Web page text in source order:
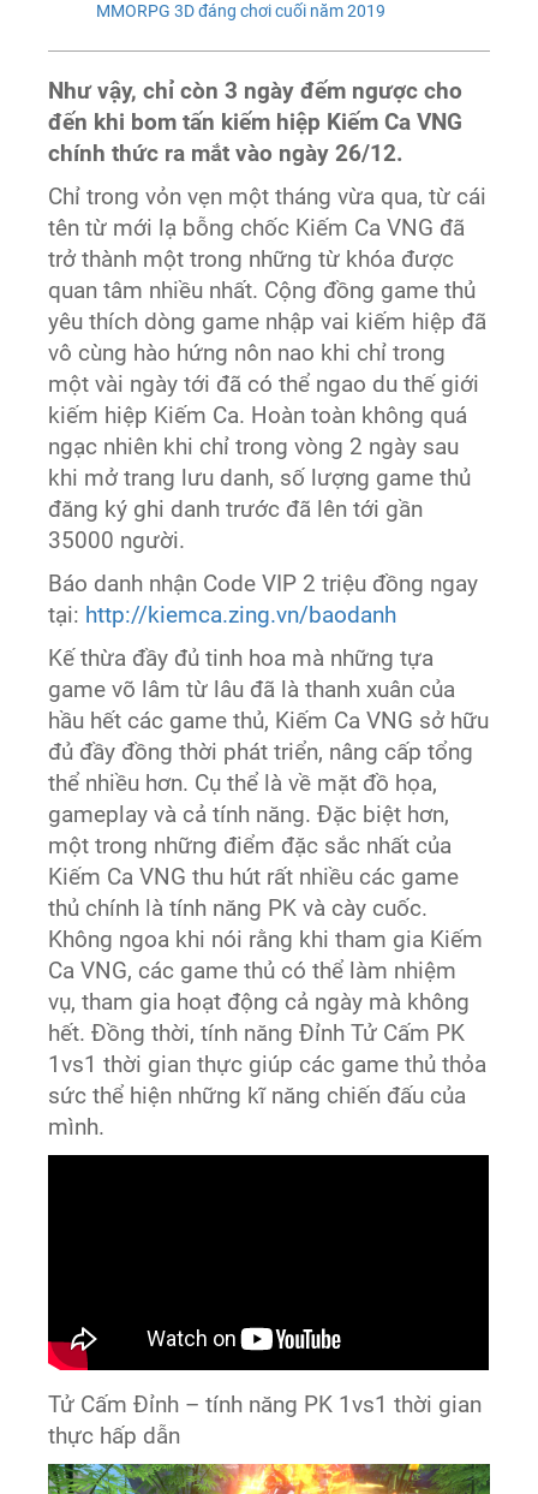
MMORPG 3D đáng chơi cuối năm 2019
Như vậy, chỉ còn 3 ngày đếm ngược cho
đến khi bom tấn kiếm hiệp Kiếm Ca VNG
chính thức ra mắt vào ngày 26/12.
Chỉ trong vỏn vẹn một tháng vừa qua, từ cái
tên từ mới lạ bỗng chốc Kiếm Ca VNG đã
trở thành một trong những từ khóa được
quan tâm nhiều nhất. Cộng đồng game thủ
yêu thích dòng game nhập vai kiếm hiệp đã
vô cùng hào hứng nôn nao khi chỉ trong
một vài ngày tới đã có thể ngao du thế giới
kiếm hiệp Kiếm Ca. Hoàn toàn không quá
ngạc nhiên khi chỉ trong vòng 2 ngày sau
khi mở trang lưu danh, số lượng game thủ
đăng ký ghi danh trước đã lên tới gần
35000 người.
Báo danh nhận Code VIP 2 triệu đồng ngay
tại: http://kiemca.zing.vn/baodanh
Kế thừa đầy đủ tinh hoa mà những tựa
game võ lâm từ lâu đã là thanh xuân của
hầu hết các game thủ, Kiếm Ca VNG sở hữu
đủ đầy đồng thời phát triển, nâng cấp tổng
thể nhiều hơn. Cụ thể là về mặt đồ họa,
gameplay và cả tính năng. Đặc biệt hơn,
một trong những điểm đặc sắc nhất của
Kiếm Ca VNG thu hút rất nhiều các game
thủ chính là tính năng PK và cày cuốc.
Không ngoa khi nói rằng khi tham gia Kiếm
Ca VNG, các game thủ có thể làm nhiệm
vụ, tham gia hoạt động cả ngày mà không
hết. Đồng thời, tính năng Đỉnh Tử Cấm PK
1vs1 thời gian thực giúp các game thủ thỏa
sức thể hiện những kĩ năng chiến đấu của
mình.
Tử Cấm Đỉnh – tính năng PK 1vs1 thời gian
thực hấp dẫn